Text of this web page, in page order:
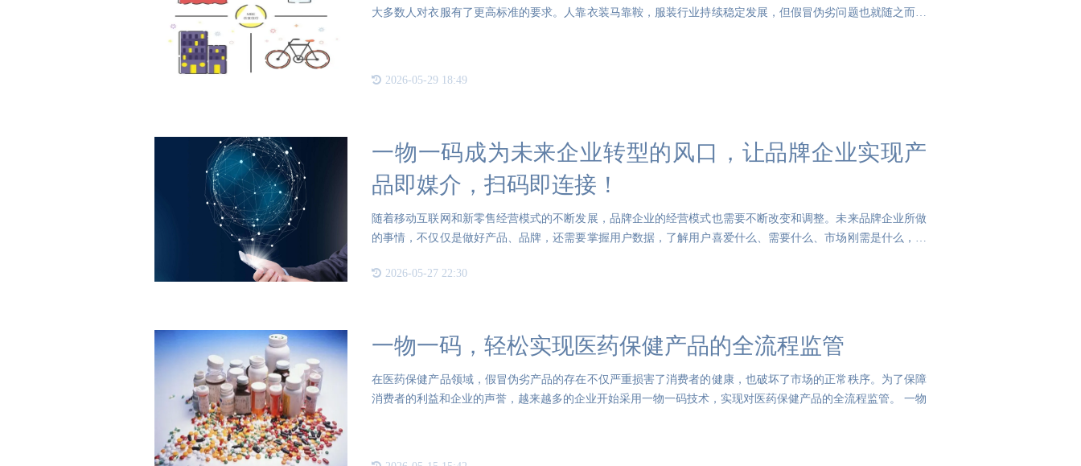
大多数人对衣服有了更高标准的要求。人靠衣装马靠鞍，服装行业持续稳定发展，但假冒伪劣问题也就随之而来
2026-05-29 18:49
一物一码成为未来企业转型的风口，让品牌企业实现产
品即媒介，扫码即连接！
随着移动互联网和新零售经营模式的不断发展，品牌企业的经营模式也需要不断改变和调整。未来品牌企业所做
的事情，不仅仅是做好产品、品牌，还需要掌握用户数据，了解用户喜爱什么、需要什么、市场刚需是什么，才
2026-05-27 22:30
一物一码，轻松实现医药保健产品的全流程监管
在医药保健产品领域，假冒伪劣产品的存在不仅严重损害了消费者的健康，也破坏了市场的正常秩序。为了保障
消费者的利益和企业的声誉，越来越多的企业开始采用一物一码技术，实现对医药保健产品的全流程监管。 一物